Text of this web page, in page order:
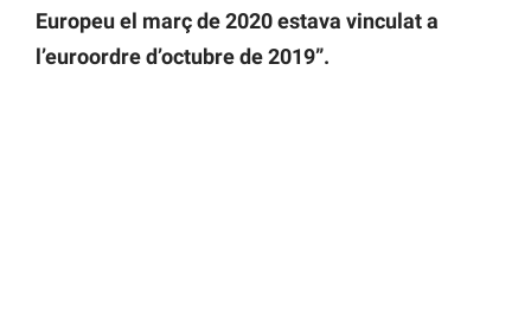
Europeu el març de 2020 estava vinculat a
l’euroordre d’octubre de 2019”.